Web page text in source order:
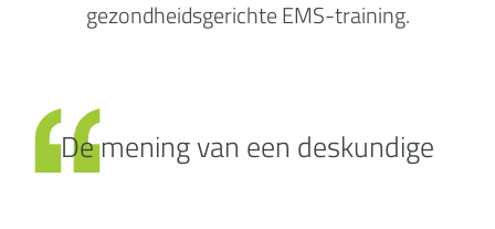
gezondheidsgerichte EMS-training.
De mening van een deskundige